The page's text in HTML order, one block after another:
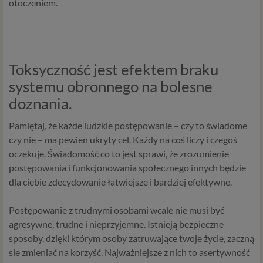
otoczeniem.
Toksyczność jest efektem braku
systemu obronnego na bolesne
doznania.
Pamiętaj, że każde ludzkie postępowanie – czy to świadome
czy nie – ma pewien ukryty cel. Każdy na coś liczy i czegoś
oczekuje. Świadomość co to jest sprawi, że zrozumienie
postępowania i funkcjonowania społecznego innych będzie
dla ciebie zdecydowanie łatwiejsze i bardziej efektywne.
Postępowanie z trudnymi osobami wcale nie musi być
agresywne, trudne i nieprzyjemne. Istnieją bezpieczne
sposoby, dzięki którym osoby zatruwające twoje życie, zaczną
sie zmieniać na korzyść. Najważniejsze z nich to asertywność
jak między innymi usługi serwisu Psychorada.pl. W tej
przeczytanie, nie zajmie to więcej niż kilka minut.
Czym są dane osobowe
zidentyfikowanej lub możliwej do zidentyfikowania
osobie fizycznej. W przypadku korzystania z naszego
serwisu takimi danymi są np. adres e-mail, adres IP lub
Twoje dane w serwisie konsultacyjnym czy w innej
usłudze oferowanej przez Psychoradę. Dane osobowe
technologiach (np. local storage) instalowanych przez nas
lub naszych Zaufanych Partnerów na naszych stronach i
urządzeniach, których używasz podczas korzystania z
naszych usług.